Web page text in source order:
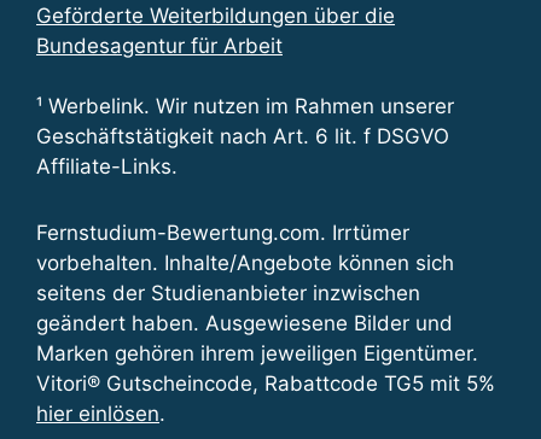
Geförderte Weiterbildungen über die
Bundesagentur für Arbeit
¹ Werbelink. Wir nutzen im Rahmen unserer
Geschäftstätigkeit nach Art. 6 lit. f DSGVO
Affiliate-Links.
Fernstudium-Bewertung.com. Irrtümer
vorbehalten. Inhalte/Angebote können sich
seitens der Studienanbieter inzwischen
geändert haben. Ausgewiesene Bilder und
Marken gehören ihrem jeweiligen Eigentümer.
Vitori® Gutscheincode, Rabattcode TG5 mit 5%
hier einlösen.